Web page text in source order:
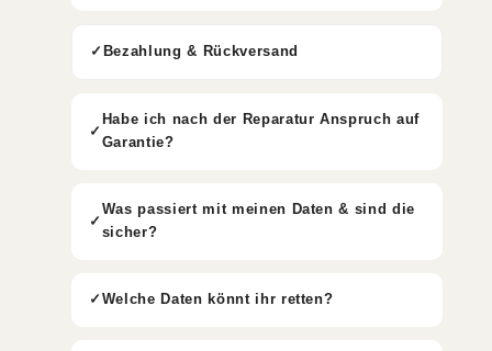
Bezahlung & Rückversand
Habe ich nach der Reparatur Anspruch auf
Garantie?
Was passiert mit meinen Daten & sind die
sicher?
Welche Daten könnt ihr retten?